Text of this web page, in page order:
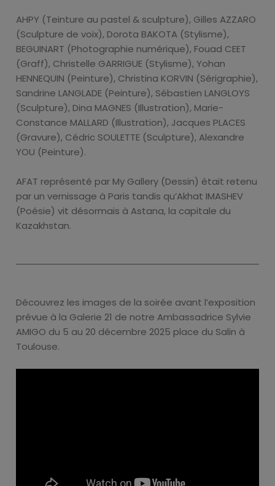
AHPY (Teinture au pastel & sculpture), Gilles AZZARO
(Sculpture de voix), Dorota BAKOTA (Stylisme),
BEGUINART (Photographie numérique), Fouad CEET
(Graff), Christelle GARRIGUE (Stylisme), Yohan
HENNEQUIN (Peinture), Christina KORVIN (Sérigraphie),
Sandrine LANGLADE (Peinture), Sébastien LANGLOYS
(Sculpture), Dina MAGNES (Illustration), Marie-
Constance MALLARD (Illustration), Jacques PLACES
(Gravure), Cédric SOULETTE (Sculpture), Alexandre
YOU (Peinture).
AFAT représenté par My Gallery (Dessin) était retenu
par un vernissage à Paris tandis qu’Akhat IMASHEV
(Poésie) vit désormais à Astana, la capitale du
Kazakhstan.
Découvrez les images de la soirée avant l’exposition
prévue à la Galerie 21 de notre Ambassadrice Sylvie
AMIGO du 5 au 20 décembre 2025 place du Salin à
Toulouse.